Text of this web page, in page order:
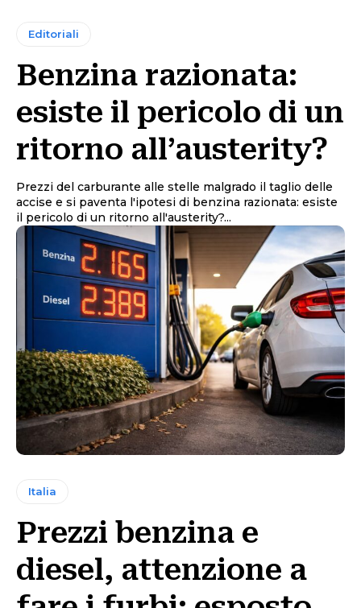
Editoriali
Benzina razionata:
esiste il pericolo di un
ritorno all’austerity?
Prezzi del carburante alle stelle malgrado il taglio delle
accise e si paventa l'ipotesi di benzina razionata: esiste
il pericolo di un ritorno all'austerity?...
Italia
Prezzi benzina e
diesel, attenzione a